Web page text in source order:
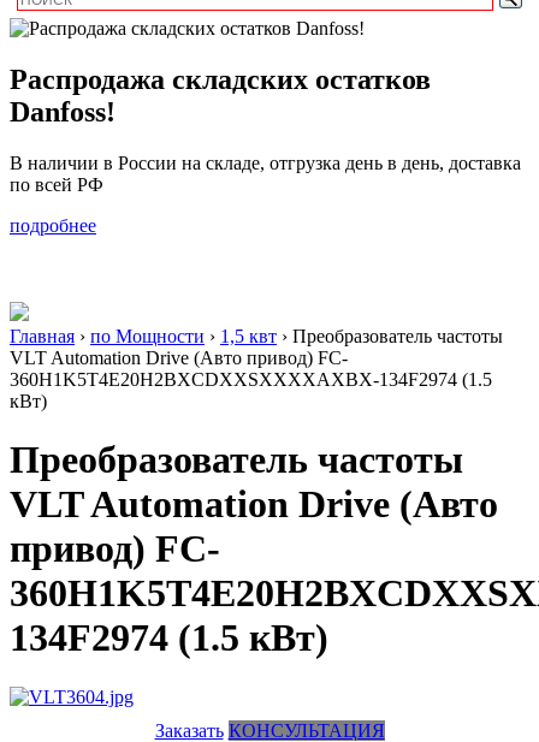
Распродажа складских остатков
Danfoss!
В наличии в России на складе, отгрузка день в день, доставка
по всей РФ
подробнее
Главная › по Мощности › 1,5 квт › Преобразователь частоты
VLT Automation Drive (Авто привод) FC-
360H1K5T4E20H2BXCDXXSXXXXAXBX-134F2974 (1.5
кВт)
Преобразователь частоты
VLT Automation Drive (Авто
привод) FC-
134F2974 (1.5 кВт)
Заказать КОНСУЛЬТАЦИЯ